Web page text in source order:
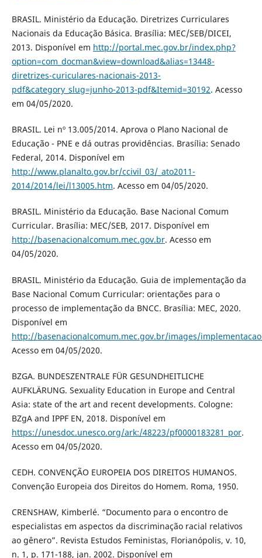
BRASIL. Ministério da Educação. Diretrizes Curriculares
Nacionais da Educação Básica. Brasília: MEC/SEB/DICEI,
2013. Disponível em http://portal.mec.gov.br/index.php?
option=com_docman&view=download&alias=13448-
diretrizes-curiculares-nacionais-2013-
pdf&category_slug=junho-2013-pdf&Itemid=30192. Acesso
em 04/05/2020.
BRASIL. Lei nº 13.005/2014. Aprova o Plano Nacional de
Educação - PNE e dá outras providências. Brasília: Senado
Federal, 2014. Disponível em
http://www.planalto.gov.br/ccivil_03/_ato2011-
2014/2014/lei/l13005.htm. Acesso em 04/05/2020.
BRASIL. Ministério da Educação. Base Nacional Comum
Curricular. Brasília: MEC/SEB, 2017. Disponível em
http://basenacionalcomum.mec.gov.br. Acesso em
04/05/2020.
BRASIL. Ministério da Educação. Guia de implementação da
Base Nacional Comum Curricular: orientações para o
processo de implementação da BNCC. Brasília: MEC, 2020.
Disponível em
http://basenacionalcomum.mec.gov.br/images/implementacao/
Acesso em 04/05/2020.
BZGA. BUNDESZENTRALE FÜR GESUNDHEITLICHE
AUFKLÄRUNG. Sexuality Education in Europe and Central
Asia: state of the art and recent developments. Cologne:
BZgA and IPPF EN, 2018. Disponível em
https://unesdoc.unesco.org/ark:/48223/pf0000183281_por.
Acesso em 04/05/2020.
CEDH. CONVENÇÃO EUROPEIA DOS DIREITOS HUMANOS.
Convenção Europeia dos Direitos do Homem. Roma, 1950.
CRENSHAW, Kimberlé. “Documento para o encontro de
especialistas em aspectos da discriminação racial relativos
ao gênero”. Revista Estudos Feministas, Florianópolis, v. 10,
n. 1, p. 171-188, jan. 2002. Disponível em